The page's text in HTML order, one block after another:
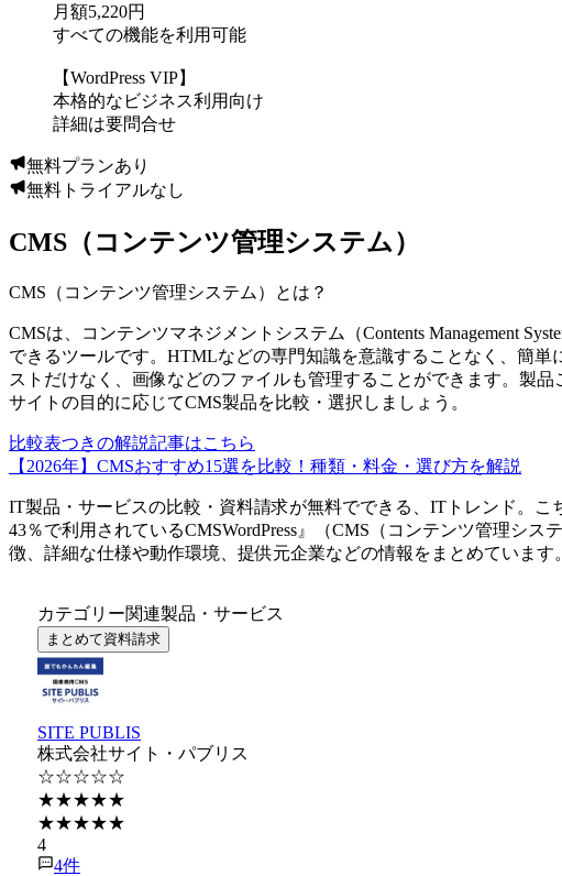
月額5,220円
すべての機能を利用可能
【WordPress VIP】
本格的なビジネス利用向け
詳細は要問合せ
無料プランあり
無料トライアルなし
CMS（コンテンツ管理システム）
CMS（コンテンツ管理システム） とは？
CMSは、コンテンツマネジメントシステム（Contents Management
できるツールです。HTMLなどの専門知識を意識することなく、簡
ストだけなく、画像などのファイルも管理することができます。製
サイトの目的に応じてCMS製品を比較・選択しましょう。
比較表つきの解説記事はこちら
【2026年】CMSおすすめ15選を比較！種類・料金・選び方を解説
IT製品・サービスの比較・資料請求が無料でできる、ITトレンド。こ
43％で利用されているCMSWordPress 』（CMS（コンテンツ管理システ
徴、詳細な仕様や動作環境、提供元企業などの情報をまとめています
カテゴリー関連製品・サービス
まとめて資料請求
SITE PUBLIS
株式会社サイト・パブリス
☆☆☆☆☆
★★★★★
★★★★★
4
4件